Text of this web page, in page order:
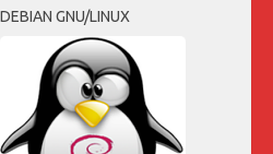
DEBIAN GNU/LINUX